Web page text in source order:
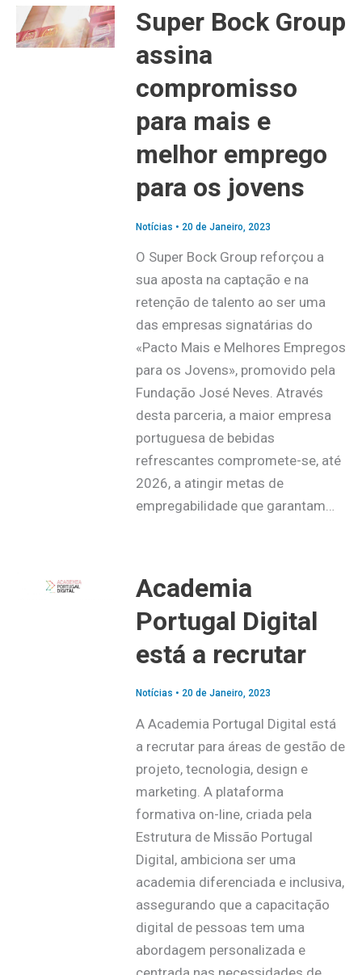
Super Bock Group
assina
compromisso
para mais e
melhor emprego
para os jovens
Notícias • 20 de Janeiro, 2023
O Super Bock Group reforçou a
sua aposta na captação e na
retenção de talento ao ser uma
das empresas signatárias do
«Pacto Mais e Melhores Empregos
para os Jovens», promovido pela
Fundação José Neves. Através
desta parceria, a maior empresa
portuguesa de bebidas
refrescantes compromete-se, até
2026, a atingir metas de
empregabilidade que garantam…
Academia
Portugal Digital
está a recrutar
Notícias • 20 de Janeiro, 2023
A Academia Portugal Digital está
a recrutar para áreas de gestão de
projeto, tecnologia, design e
marketing. A plataforma
formativa on-line, criada pela
Estrutura de Missão Portugal
Digital, ambiciona ser uma
academia diferenciada e inclusiva,
assegurando que a capacitação
digital de pessoas tem uma
abordagem personalizada e